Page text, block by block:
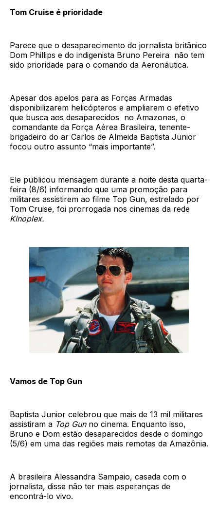
Tom Cruise é prioridade
Parece que o desaparecimento do jornalista britânico
Dom Phillips e do indigenista Bruno Pereira não tem
sido prioridade para o comando da Aeronáutica.
Apesar dos apelos para as Forças Armadas
disponibilizarem helicópteros e ampliarem o efetivo
que busca aos desaparecidos no Amazonas, o
comandante da Força Aérea Brasileira, tenente-
brigadeiro do ar Carlos de Almeida Baptista Junior
focou outro assunto “mais importante”.
Ele publicou mensagem durante a noite desta quarta-
feira (8/6) informando que uma promoção para
militares assistirem ao filme Top Gun, estrelado por
Tom Cruise, foi prorrogada nos cinemas da rede
Kinoplex.
Vamos de Top Gun
Baptista Junior celebrou que mais de 13 mil militares
assistiram a Top Gunno cinema. Enquanto isso,
Bruno e Dom estão desaparecidos desde o domingo
(5/6) em uma das regiões mais remotas da Amazônia.
A brasileira Alessandra Sampaio, casada com o
jornalista, disse não ter mais esperanças de
encontrá-lo vivo.